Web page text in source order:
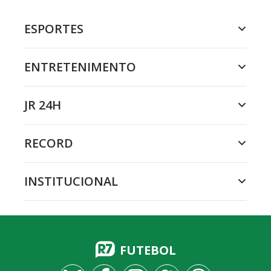
ESPORTES
ENTRETENIMENTO
JR 24H
RECORD
INSTITUCIONAL
FUTEBOL